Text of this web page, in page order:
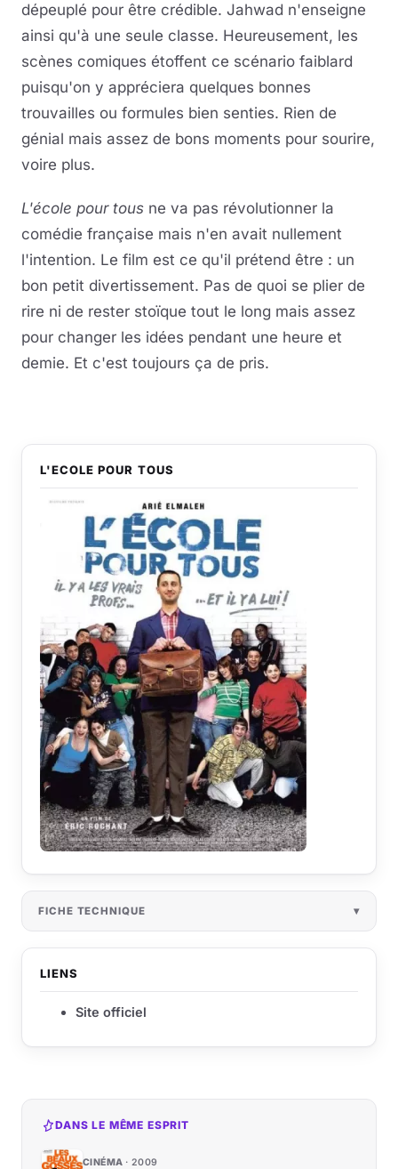
dépeuplé pour être crédible. Jahwad n'enseigne
ainsi qu'à une seule classe. Heureusement, les
scènes comiques étoffent ce scénario faiblard
puisqu'on y appréciera quelques bonnes
trouvailles ou formules bien senties. Rien de
génial mais assez de bons moments pour sourire,
voire plus.
L'école pour tous ne va pas révolutionner la
comédie française mais n'en avait nullement
l'intention. Le film est ce qu'il prétend être : un
bon petit divertissement. Pas de quoi se plier de
rire ni de rester stoïque tout le long mais assez
pour changer les idées pendant une heure et
demie. Et c'est toujours ça de pris.
L'ECOLE POUR TOUS
FICHE TECHNIQUE
LIENS
Site officiel
DANS LE MÊME ESPRIT
CINÉMA 2009